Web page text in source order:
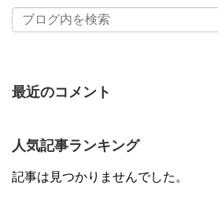
最近のコメント
人気記事ランキング
記事は見つかりませんでした。